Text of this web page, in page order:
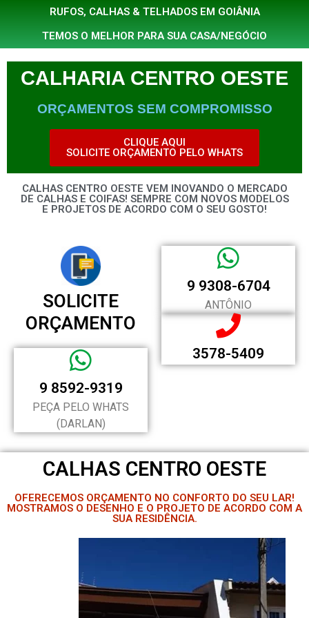
RUFOS, CALHAS & TELHADOS EM GOIÂNIA
TEMOS O MELHOR PARA SUA CASA/NEGÓCIO
CALHARIA CENTRO OESTE
ORÇAMENTOS SEM COMPROMISSO
CLIQUE AQUI
SOLICITE ORÇAMENTO PELO WHATS
CALHAS CENTRO OESTE VEM INOVANDO O MERCADO
DE CALHAS E COIFAS! SEMPRE COM NOVOS MODELOS
E PROJETOS DE ACORDO COM O SEU GOSTO!
SOLICITE
ORÇAMENTO
9 8592-9319
PEÇA PELO WHATS
(DARLAN)
9 9308-6704
ANTÔNIO
3578-5409
CALHAS CENTRO OESTE
OFERECEMOS ORÇAMENTO NO CONFORTO DO SEU LAR!
MOSTRAMOS O DESENHO E O PROJETO DE ACORDO COM A
SUA RESIDÊNCIA.